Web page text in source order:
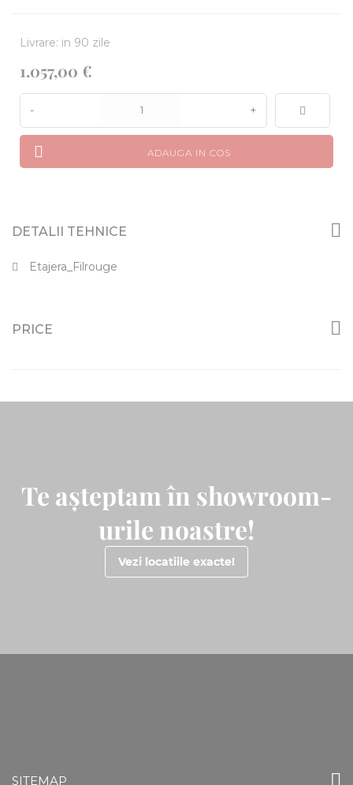
- +
ADAUGA IN COS
Livrare: in 90 zile
1.057,00 €
DETALII TEHNICE
Etajera_Filrouge
PRICE
Te așteptam în showroom-
urile noastre!
Vezi locatiile exacte!
SITEMAP